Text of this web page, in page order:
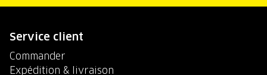
Service client
Commander
Expédition & livraison